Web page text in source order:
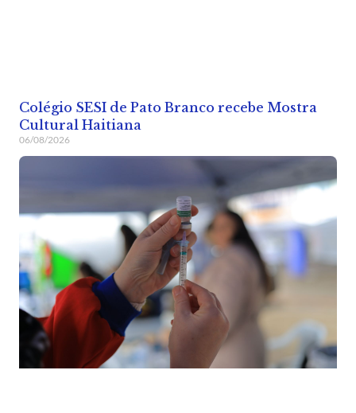
Colégio SESI de Pato Branco recebe Mostra
Cultural Haitiana
06/08/2026